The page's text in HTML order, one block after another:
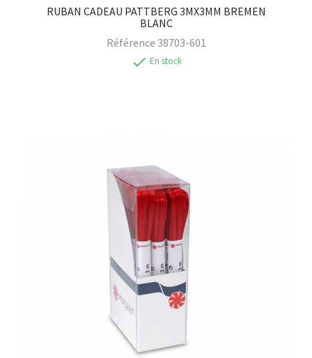
RUBAN CADEAU PATTBERG 3MX3MM BREMEN
BLANC
Référence 38703-601
check En stock